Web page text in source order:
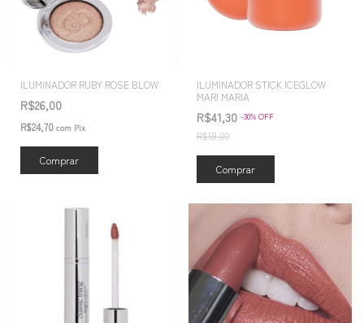
ILUMINADOR RUBY ROSE BLOW
R$26,00
R$24,70 com Pix
Comprar
ILUMINADOR STICK ICEGLOW
MARI MARIA
R$41,30 -30% OFF
R$59,00
Comprar